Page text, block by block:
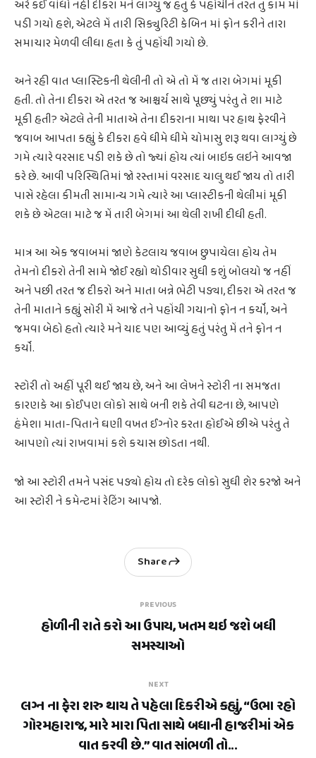
અરે કંઈ વાંધો નહીં દીકરા મને લાગ્યુ જ હતું કે પહોંચીને તરત તું કામ માં
પડી ગયો હશે, એટલે મેં તારી સિક્યુરિટી કેબિન માં ફોન કરીને તારા
સમાચાર મેળવી લીધા હતા કે તું પહોંચી ગયો છે.
અને રહી વાત પ્લાસ્ટિકની થેલીની તો એ તો મેં જ તારા બેગમાં મૂકી
હતી. તો તેના દીકરા એ તરત જ આશ્ચર્ય સાથે પૂછ્યું પરંતુ તે શા માટે
મૂકી હતી? એટલે તેની માતાએ તેના દીકરાના માથા પર હાથ ફેરવીને
જવાબ આપતા કહ્યું કે દીકરા હવે ધીમે ધીમે ચોમાસુ શરૂ થવા લાગ્યું છે
ગમે ત્યારે વરસાદ પડી શકે છે તો જ્યાં હોય ત્યાં બાઇક લઇને આવજા
કરે છે. આવી પરિસ્થિતિમાં જો રસ્તામાં વરસાદ ચાલુ થઈ જાય તો તારી
પાસે રહેલા કીમતી સામાન્ય ગમે ત્યારે આ પ્લાસ્ટીકની થેલીમાં મૂકી
શકે છે એટલા માટે જ મેં તારી બેગમાં આ થેલી રાખી દીધી હતી.
માત્ર આ એક જવાબમાં જાણે કેટલાય જવાબ છુપાયેલા હોય તેમ
તેમનો દીકરો તેની સામે જોઈ રહ્યો થોડીવાર સુધી કશું બોલયો જ નહીં
અને પછી તરત જ દીકરો અને માતા બન્ને ભેટી પડ્યા, દીકરા એ તરત જ
તેની માતાને કહ્યું સોરી મેં આજે તને પહોંચી ગયાનો ફોન ન કર્યો, અને
જમવા બેઠો હતો ત્યારે મને યાદ પણ આવ્યું હતું પરંતુ મેં તને ફોન ન
કર્યો.
સ્ટોરી તો અહીં પૂરી થઈ જાય છે, અને આ લેખને સ્ટોરી ના સમજતા
કારણકે આ કોઈપણ લોકો સાથે બની શકે તેવી ઘટના છે, આપણે
હંમેશા માતા-પિતાને ઘણી વખત ઈગ્નોર કરતા હોઈએ છીએ પરંતુ તે
આપણો ત્યાં રાખવામાં કશે કચાસ છોડતા નથી.
જો આ સ્ટોરી તમને પસંદ પડ્યો હોય તો દરેક લોકો સુધી શેર કરજો અને
આ સ્ટોરી ને કમેન્ટમાં રેટિંગ આપજો.
PREVIOUS
હોળીની રાતે કરો આ ઉપાય, ખતમ થઇ જશે બધી
સમસ્યાઓ
Share
NEXT
લગ્ન ના ફેરા શરુ થાય તે પહેલા દિકરીએ કહ્યું, “ઉભા રહો
ગોરમહારાજ, મારે મારા પિતા સાથે બધાની હાજરીમાં એક
વાત કરવી છે.” વાત સાંભળી તો...